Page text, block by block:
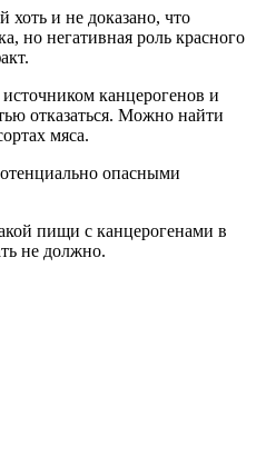
хоть и не доказано, что
но негативная роль красного
канцерогенов и
отказаться. Можно найти
мяса.
опасными
пищи с канцерогенами в
не должно.